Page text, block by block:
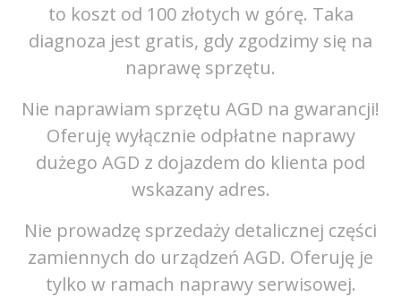
to koszt od 100 złotych w górę. Taka
diagnoza jest gratis, gdy zgodzimy się na
naprawę sprzętu.
Nie naprawiam sprzętu AGD na gwarancji!
Oferuję wyłącznie odpłatne naprawy
dużego AGD z dojazdem do klienta pod
wskazany adres.
Nie prowadzę sprzedaży detalicznej części
zamiennych do urządzeń AGD. Oferuję je
tylko w ramach naprawy serwisowej.